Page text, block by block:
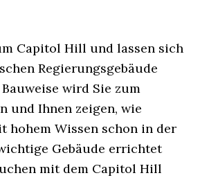
Capitol Hill und lassen sich
Regierungsgebäude
wird Sie zum
und Ihnen zeigen, wie
hohem Wissen schon in der
Gebäude errichtet
mit dem Capitol Hill